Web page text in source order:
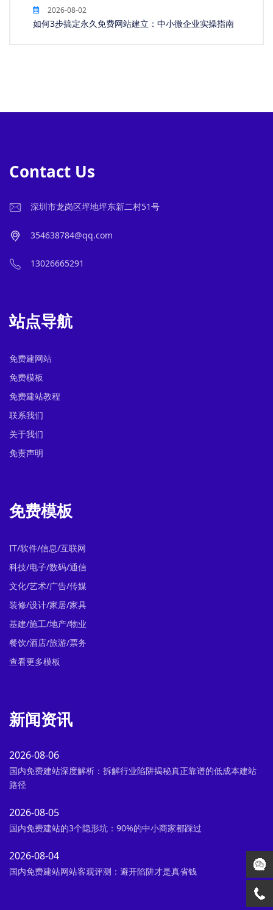
2026-08-02
如何3步搞定永久免费网站建立：中小微企业实操指南
Contact Us
深圳市龙岗区坪地坪东新二村51号
354638784@qq.com
13026665291
站点导航
免费建网站
免费模板
免费建站教程
联系我们
关于我们
免责声明
免费模板
IT/软件/信息/互联网
科技/电子/数码/通信
文化/艺术/广告/传媒
装修/设计/家居/家具
基建/施工/地产/物业
餐饮/酒店/旅游/票务
查看更多模板
新闻资讯
2026-08-06
国内免费建站深度解析：拆解行业陷阱揭秘真正靠谱的低成本建站
路径
2026-08-05
国内免费建站的3个隐形坑：90%的中小商家都踩过
2026-08-04
国内免费建站网站客观评测：避开陷阱才是真省钱